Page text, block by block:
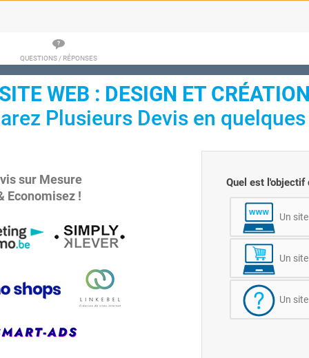
QUESTIONS / RÉPONSES
WEB : DESIGN ET
Plusieurs Devis en
sur Mesure
Economisez !
Quel est l'objectif
Un
Un
Un